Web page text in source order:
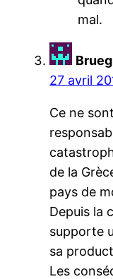
mal.
27 avril
Ce ne
de la
pays de
Depuis la
supporte
sa
Les